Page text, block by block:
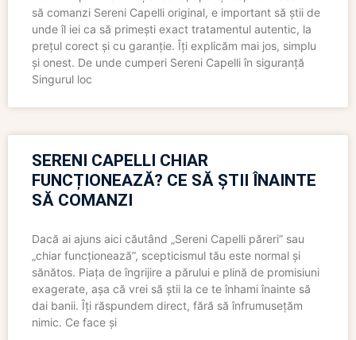
să comanzi Sereni Capelli original, e important să știi de
unde îl iei ca să primești exact tratamentul autentic, la
prețul corect și cu garanție. Îți explicăm mai jos, simplu
și onest. De unde cumperi Sereni Capelli în siguranță
Singurul loc
SERENI CAPELLI CHIAR
FUNCȚIONEAZĂ? CE SĂ ȘTII ÎNAINTE
SĂ COMANZI
Dacă ai ajuns aici căutând „Sereni Capelli păreri” sau
„chiar funcționează”, scepticismul tău este normal și
sănătos. Piața de îngrijire a părului e plină de promisiuni
exagerate, așa că vrei să știi la ce te înhami înainte să
dai banii. Îți răspundem direct, fără să înfrumusețăm
nimic. Ce face și